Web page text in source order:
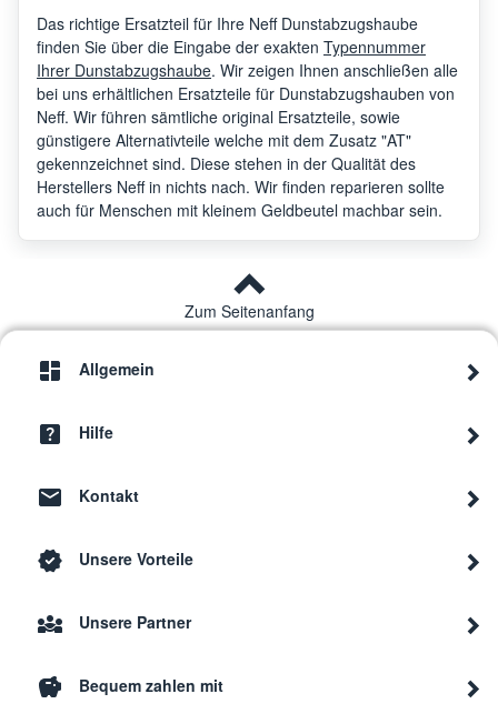
Neff GB 1077-23 LHCSGX
Neff
Neff
Neff
Neff
Neff
Das richtige Ersatzteil für Ihre Neff Dunstabzugshaube
finden Sie über die Eingabe der exakten Typennummer
Ihrer Dunstabzugshaube. Wir zeigen Ihnen anschließen alle
bei uns erhältlichen Ersatzteile für Dunstabzugshauben von
Neff. Wir führen sämtliche original Ersatzteile, sowie
günstigere Alternativteile welche mit dem Zusatz "AT"
gekennzeichnet sind. Diese stehen in der Qualität des
Herstellers Neff in nichts nach. Wir finden reparieren sollte
auch für Menschen mit kleinem Geldbeutel machbar sein.
Zum Seitenanfang
Allgemein
Hilfe
Kontakt
Unsere Vorteile
Unsere Partner
Bequem zahlen mit